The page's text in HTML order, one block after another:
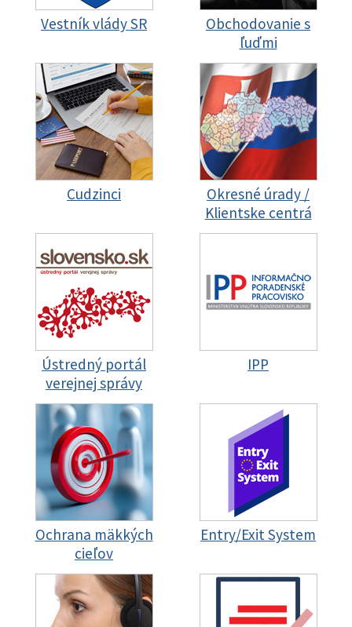
Vestník vlády SR
Obchodovanie s
ľuďmi
Cudzinci
Okresné úrady /
Klientske centrá
Ústredný portál
verejnej správy
IPP
Ochrana mäkkých
cieľov
Entry/Exit System